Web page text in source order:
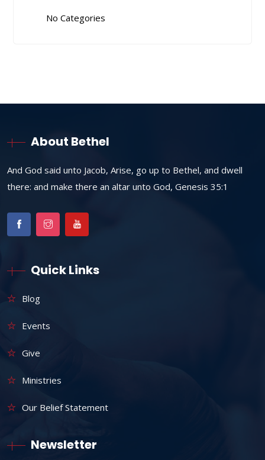
No Categories
About Bethel
And God said unto Jacob, Arise, go up to Bethel, and dwell
there: and make there an altar unto God, Genesis 35:1
Quick Links
Blog
Events
Give
Ministries
Our Belief Statement
Newsletter